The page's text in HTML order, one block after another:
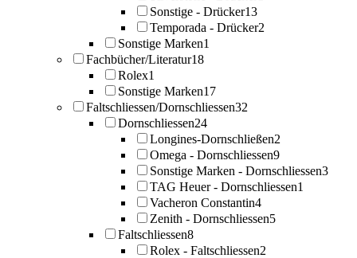
Sonstige - Drücker13
Temporada - Drücker2
Sonstige Marken1
Fachbücher/Literatur18
Rolex1
Sonstige Marken17
Faltschliessen/Dornschliessen32
Dornschliessen24
Longines-Dornschließen2
Omega - Dornschliessen9
Sonstige Marken - Dornschliessen3
TAG Heuer - Dornschliessen1
Vacheron Constantin4
Zenith - Dornschliessen5
Faltschliessen8
Rolex - Faltschliessen2